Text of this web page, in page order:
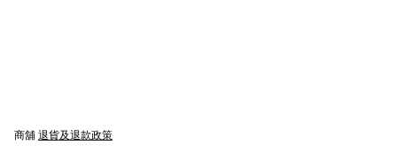
商舖 退貨及退款政策